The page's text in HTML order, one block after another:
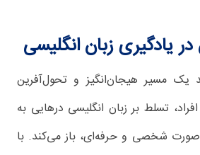
یادگیری زبان انگلیسی
یک مسیر هیجان‌انگیز و تحول‌آفرین
تسلط بر زبان انگلیسی درهایی به
شخصی و حرفه‌ای، باز می‌کند. با